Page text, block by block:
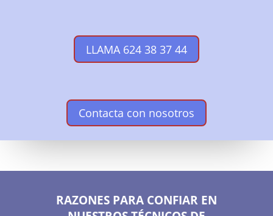
LLAMA 624 38 37 44
Contacta con nosotros
RAZONES PARA CONFIAR EN